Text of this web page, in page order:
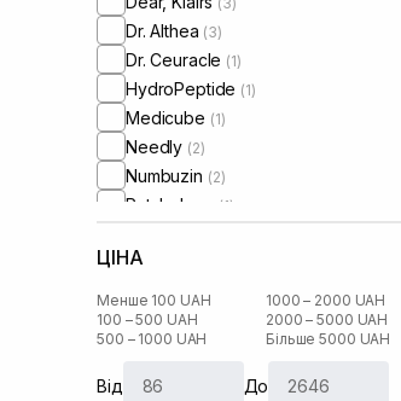
Dr. Althea (3)
Dr. Ceuracle (1)
HydroPeptide (1)
Medicube (1)
Needly (2)
Numbuzin (2)
Patchology (1)
Round Lab
Skin1004 (4)
UIQ(1)
Usolab(1)
VT Cosmetics (1)
ЦІНА
Менше 100 UAH
100 – 500 UAH
500 – 1000 UAH
1000 – 2000 UAH
2000 – 5000 UAH
Більше 5000 UAH
Від До